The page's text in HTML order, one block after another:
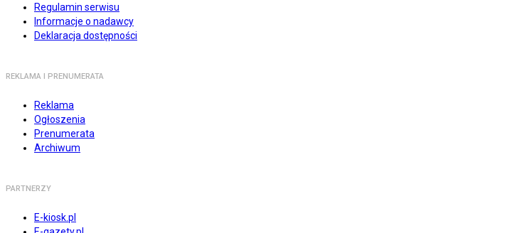
Regulamin serwisu
Informacje o nadawcy
Deklaracja dostępności
REKLAMA I PRENUMERATA
Reklama
Ogłoszenia
Prenumerata
Archiwum
PARTNERZY
E-kiosk.pl